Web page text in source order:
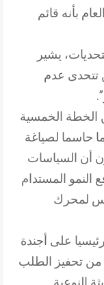
بأنه قائم
يشير
تتحدى عدم
من الخطة الخمسية
عاما حاسما لصياغة
أن السياسات
النمو المستدام
لمحرك
على أجندة
من تحفيز الطلب
النوعية.